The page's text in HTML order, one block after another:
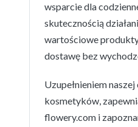
wsparcie dla
skutecznością
wartościowe
dostawę bez
Uzupełnieniem
kosmetyków,
flowery.com i